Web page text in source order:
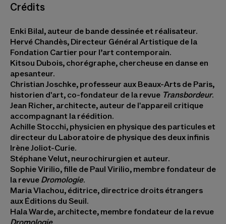
Crédits
Enki Bilal, auteur de bande dessinée et réalisateur.
Hervé Chandès, Directeur Général Artistique de la
Fondation Cartier pour l’art contemporain.
Kitsou Dubois, chorégraphe, chercheuse en danse en
apesanteur.
Christian Joschke, professeur aux Beaux-Arts de Paris,
historien d'art, co-fondateur de la revue Transbordeur.
Jean Richer, architecte, auteur de l'appareil critique
accompagnant la réédition.
Achille Stocchi, physicien en physique des particules et
directeur du Laboratoire de physique des deux infinis
Irène Joliot-Curie.
Stéphane Velut, neurochirurgien et auteur.
Sophie Virilio, fille de Paul Virilio, membre fondateur de
la revue Dromologie.
Maria Vlachou, éditrice, directrice droits étrangers
aux Éditions du Seuil.
Hala Warde, architecte, membre fondateur de la revue